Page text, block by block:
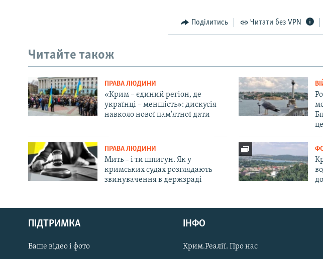
Русский
Qırımtatar
ДОЛУЧАЙСЯ!
Поділитись Читати без VPN
Читайте також
ПРАВА ЛЮДИНИ
«Крим – єдиний регіон, де
українці – меншість»: дискусія
навколо нової пам'ятної дати
ПРАВА ЛЮДИНИ
Мить – і ти шпигун. Як у
кримських судах розглядають
звинувачення в держзраді
ПІДТРИМКА
Ваше відео і фото
ІНФО
Крим.Реалії. Про нас